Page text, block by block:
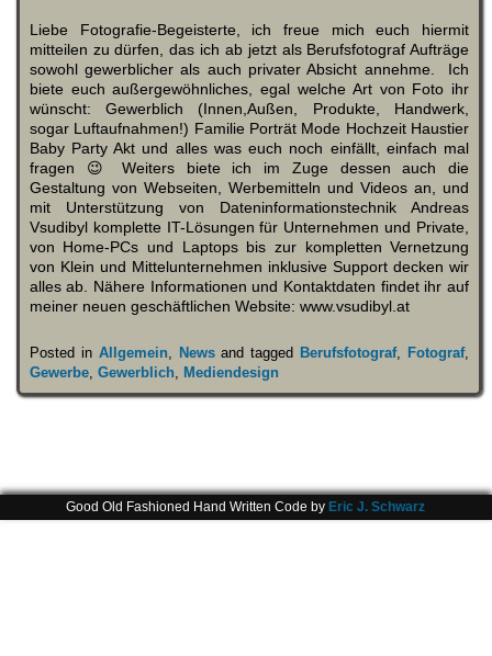
Liebe Fotografie-Begeisterte, ich freue mich euch hiermit
mitteilen zu dürfen, das ich ab jetzt als Berufsfotograf Aufträge
sowohl gewerblicher als auch privater Absicht annehme. Ich
biete euch außergewöhnliches, egal welche Art von Foto ihr
wünscht: Gewerblich (Innen,Außen, Produkte, Handwerk,
sogar Luftaufnahmen!) Familie Porträt Mode Hochzeit Haustier
Baby Party Akt und alles was euch noch einfällt, einfach mal
fragen 😉 Weiters biete ich im Zuge dessen auch die
Gestaltung von Webseiten, Werbemitteln und Videos an, und
mit Unterstützung von Dateninformationstechnik Andreas
Vsudibyl komplette IT-Lösungen für Unternehmen und Private,
von Home-PCs und Laptops bis zur kompletten Vernetzung
von Klein und Mittelunternehmen inklusive Support decken wir
alles ab. Nähere Informationen und Kontaktdaten findet ihr auf
meiner neuen geschäftlichen Website: www.vsudibyl.at
Posted in Allgemein, Newsand tagged Berufsfotograf, Fotograf,
Gewerbe, Gewerblich, Mediendesign
Good Old Fashioned Hand Written Code by Eric J. Schwarz